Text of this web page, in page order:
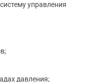
управления
давления;